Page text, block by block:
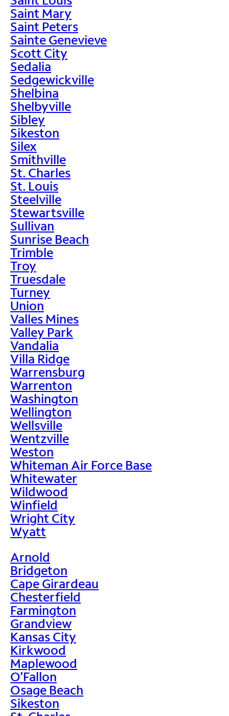
Saint Mary
Saint Peters
Sainte Genevieve
Scott City
Sedalia
Sedgewickville
Shelbina
Shelbyville
Sibley
Sikeston
Silex
Smithville
St. Charles
St. Louis
Steelville
Stewartsville
Sullivan
Sunrise Beach
Trimble
Troy
Truesdale
Turney
Union
Valles Mines
Valley Park
Vandalia
Villa Ridge
Warrensburg
Warrenton
Washington
Wellington
Wellsville
Wentzville
Weston
Whiteman Air Force Base
Whitewater
Wildwood
Winfield
Wright City
Wyatt
Arnold
Bridgeton
Cape Girardeau
Chesterfield
Farmington
Grandview
Kansas City
Kirkwood
Maplewood
O'Fallon
Osage Beach
Sikeston